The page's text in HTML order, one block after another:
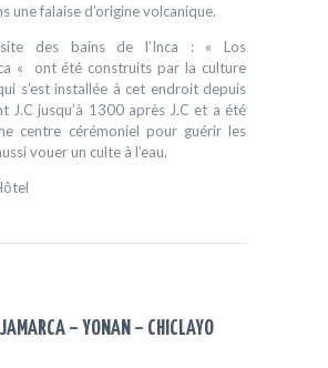
une falaise d’origine volcanique.
des bains de l’Inca : « Los
« ont été construits par la culture
s’est installée à cet endroit depuis
J.C jusqu’à 1300 après J.C et a été
centre cérémoniel pour guérir les
vouer un culte à l’eau.
– YONAN – CHICLAYO